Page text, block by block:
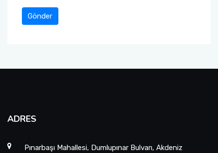
Gönder
ADRES
Pınarbaşı Mahallesi, Dumlupınar Bulvarı, Akdeniz